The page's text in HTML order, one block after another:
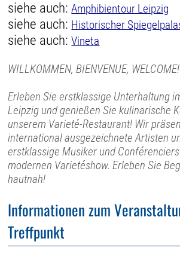
siehe auch:Amphibientour Leipzig
siehe auch: Historischer
siehe auch:Vineta
WILLKOMMEN, BIENVENUE, WELCOME!
Erleben Sie erstklassige Unterhaltung
Leipzig und genießen Sie kulinarische
unserem Varieté-Restaurant! Wir
international ausgezeichnete Artisten
erstklassige Musiker und
modernen Varietéshow. Erleben Sie
hautnah!
Informationen zum
Treffpunkt